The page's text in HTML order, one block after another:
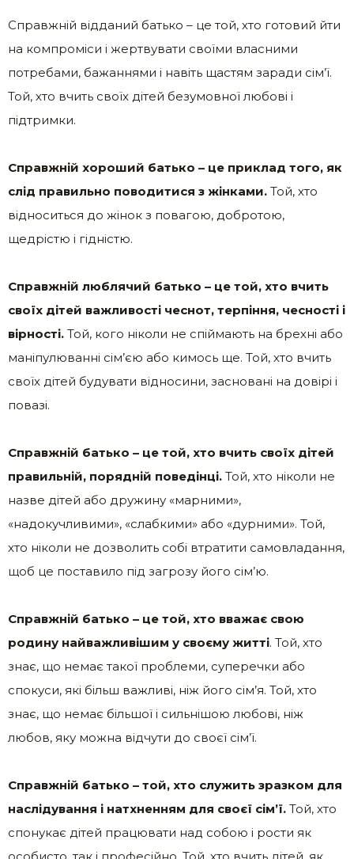
Справжній відданий батько – це той, хто готовий йти
на компроміси і жертвувати своїми власними
потребами, бажаннями і навіть щастям заради сім’ї.
Той, хто вчить своїх дітей безумовної любові і
підтримки.
Справжній хороший батько – це приклад того, як
слід правильно поводитися з жінками. Той, хто
відноситься до жінок з повагою, добротою,
щедрістю і гідністю.
Справжній люблячий батько – це той, хто вчить
своїх дітей важливості чеснот, терпіння, чесності і
вірності. Той, кого ніколи не спіймають на брехні або
маніпулюванні сім’єю або кимось ще. Той, хто вчить
своїх дітей будувати відносини, засновані на довірі і
повазі.
Справжній батько – це той, хто вчить своїх дітей
правильній, порядній поведінці. Той, хто ніколи не
назве дітей або дружину «марними»,
«надокучливими», «слабкими» або «дурними». Той,
хто ніколи не дозволить собі втратити самовладання,
щоб це поставило під загрозу його сім’ю.
Справжній батько – це той, хто вважає свою
родину найважливішим у своєму житті. Той, хто
знає, що немає такої проблеми, суперечки або
спокуси, які більш важливі, ніж його сім’я. Той, хто
знає, що немає більшої і сильнішою любові, ніж
любов, яку можна відчути до своєї сім’ї.
Справжній батько – той, хто служить зразком для
наслідування і натхненням для своєї сім’ї. Той, хто
спонукає дітей працювати над собою і рости як